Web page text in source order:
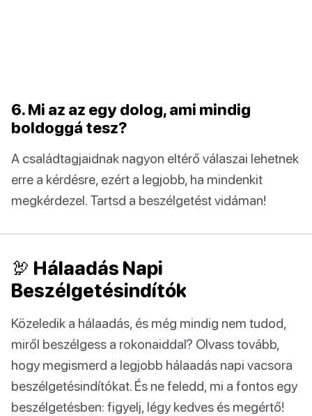
6. Mi az az egy dolog, ami mindig
boldoggá tesz?
A családtagjaidnak nagyon eltérő válaszai lehetnek
erre a kérdésre, ezért a legjobb, ha mindenkit
megkérdezel. Tartsd a beszélgetést vidáman!
🦃 Hálaadás Napi
Beszélgetésindítók
Közeledik a hálaadás, és még mindig nem tudod,
miről beszélgess a rokonaiddal? Olvass tovább,
hogy megismerd a legjobb hálaadás napi vacsora
beszélgetésindítókat. És ne feledd, mi a fontos egy
beszélgetésben: figyelj, légy kedves és megértő!